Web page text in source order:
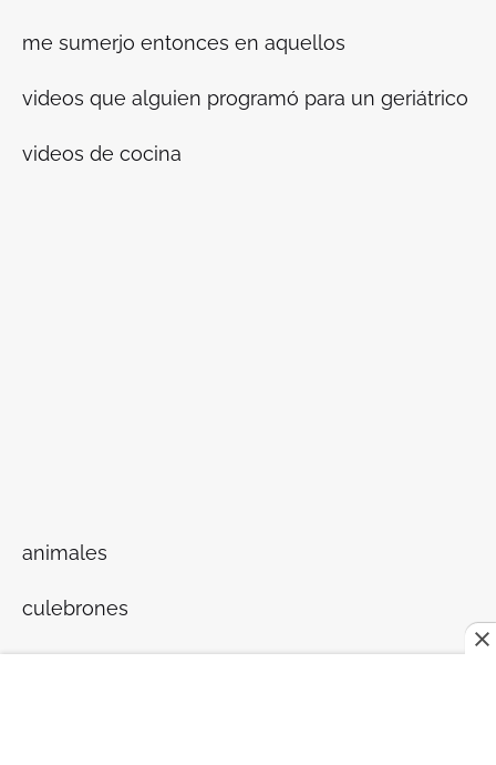
me sumerjo entonces en aquellos
videos que alguien programó para un geriátrico
videos de cocina
animales
culebrones